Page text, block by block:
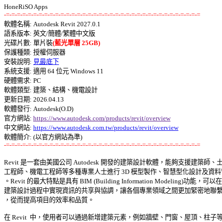
-=-=-=-=-=-=-=-=-=-=-=-=-=-=-=-=-=-=-=-=-=-=-=-=-=-=-=-=-=-=-=-=-=-=-=-=
軟體名稱: Autodesk Revit 2027.0.1
語系版本: 英文/簡體/繁體中文版
光碟片數: 單片裝(藍光單層 25GB)
保護種類: 授權伺服器
安裝說明: 見最底下
系統支援: 適用 64 位元 Windows 11
硬體需求: PC
軟體類型: 建築、結構、機電設計
更新日期: 2026.04.13
軟體發行: Autodesk(O.D)
官方網站: https://www.autodesk.com/products/revit/overview
中文網站: https://www.autodesk.com.tw/products/revit/overview
-=-=-=-=-=-=-=-=-=-=-=-=-=-=-=-=-=-=-=-=-=-=-=-=-=-=-=-=-=-=-=-=-=-=-=-=
Revit 是一套由美國公司 Autodesk 開發的建築設計軟體，能夠支援建築師、
工程師、機電工程師等多種專業人士進行 3D 模型製作、智慧型化設計及資
。Revit 的最大特點是具有 BIM (Building Information Modeling)功能，可以在
建築設計過程中實現資訊的共享與協調，讓各個專業領域之間更加緊密地聯
，從而提高項目的效率和品質。
在 Revit  中，使用者可以通過新增建築元素，例如牆壁、門窗、屋頂、柱子等